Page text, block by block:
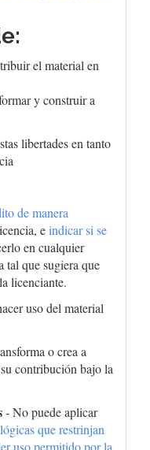
el material en
y construir a
libertades en tanto
de manera
eindicar si se
en cualquier
tal que sugiera que
licenciante.
uso del material
o crea a
contribución bajo la
- No puede aplicar
que restrinjan